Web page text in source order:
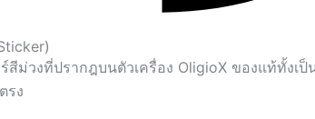
สีม่วงที่ปรากฎบนตัวเครื่อง OligioX ของแท้ทั้ง
รง